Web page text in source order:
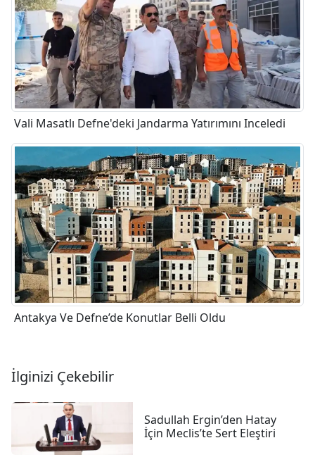
Vali Masatlı Defne'deki Jandarma Yatırımını Inceledi
Antakya Ve Defne’de Konutlar Belli Oldu
İlginizi Çekebilir
Sadullah Ergin’den Hatay
İçin Meclis’te Sert Eleştiri